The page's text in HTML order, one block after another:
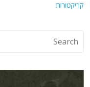
קריקטורות